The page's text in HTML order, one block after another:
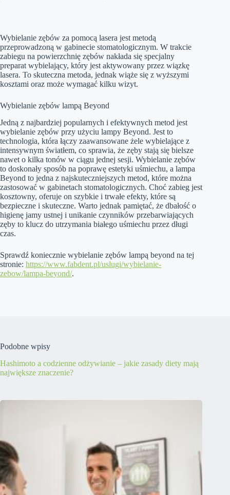
Wybielanie zębów za pomocą lasera jest metodą
przeprowadzoną w gabinecie stomatologicznym. W trakcie
zabiegu na powierzchnię zębów nakłada się specjalny
preparat wybielający, który jest aktywowany przez wiązkę
lasera. To skuteczna metoda, jednak wiąże się z wyższymi
kosztami oraz może wymagać kilku wizyt.
Wybielanie zębów lampą Beyond
Jedną z najbardziej popularnych i efektywnych metod jest
wybielanie zębów przy użyciu lampy Beyond. Jest to
technologia, która łączy zaawansowane żele wybielające z
intensywnym światłem, co sprawia, że zęby stają się bielsze
nawet o kilka tonów w ciągu jednej sesji. Wybielanie zębów
to doskonały sposób na poprawę estetyki uśmiechu, a lampa
Beyond to jedna z najskuteczniejszych metod, które można
zastosować w gabinetach stomatologicznych. Choć zabieg jest
kosztowny, oferuje on szybkie i trwałe efekty, które są
bezpieczne i skuteczne. Warto jednak pamiętać, że dbałość o
higienę jamy ustnej i unikanie czynników przebarwiających
zęby to klucz do utrzymania białego uśmiechu przez długi
czas.
Sprawdź koniecznie wybielanie zębów lampą beyond na tej
stronie: https://www.fabdent.pl/uslugi/wybielanie-
zebow/lampa-beyond/.
Podobne wpisy
Hashimoto a codzienne odżywianie – jakie zasady diety mają
największe znaczenie?